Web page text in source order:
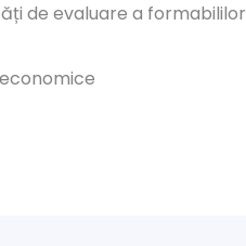
de evaluare a formabililor